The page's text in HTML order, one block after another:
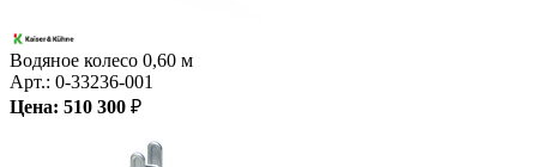
Водяное колесо 0,60 м
Арт.: 0-33236-001
Цена: 510 300 ₽